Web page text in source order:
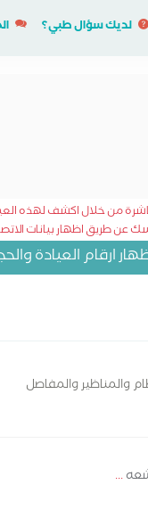
لديك سؤال طبي؟
من خلال اكشف لهذه
عن طريق اظهار بيانات
ارقام العيادة
والمناظير والمفاصل
...